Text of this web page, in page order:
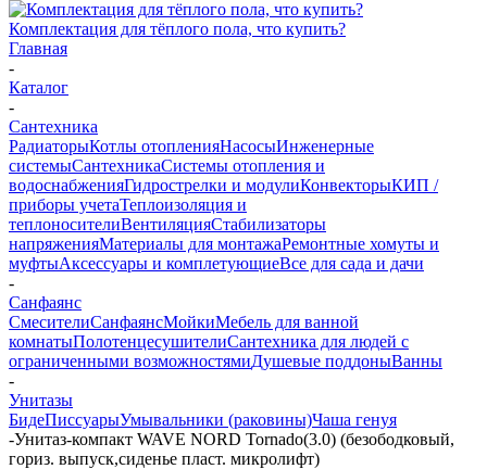
Комплектация для тёплого пола, что купить?
Главная
-
Каталог
-
Сантехника
РадиаторыКотлы отопленияНасосыИнженерные
системыСантехникаСистемы отопления и
водоснабженияГидрострелки и модулиКонвекторыКИП /
приборы учетаТеплоизоляция и
теплоносителиВентиляцияСтабилизаторы
напряженияМатериалы для монтажаРемонтные хомуты и
муфтыАксессуары и комплетующиеВсе для сада и дачи
-
Санфаянс
СмесителиСанфаянсМойкиМебель для ванной
комнатыПолотенцесушителиСантехника для людей с
ограниченными возможностямиДушевые поддоныВанны
-
Унитазы
БидеПиссуарыУмывальники (раковины)Чаша генуя
-Унитаз-компакт WAVE NORD Tornado(3.0) (безободковый,
гориз. выпуск,сиденье пласт. микролифт)